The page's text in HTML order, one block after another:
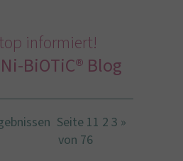
informiert!
BiOTiC® Blog
Seite 1
von 76
1 2 3 »